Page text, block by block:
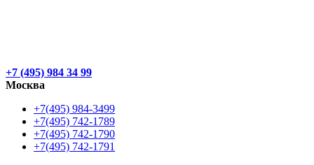
+7 (495) 984 34 99
Москва
+7(495) 984-3499
+7(495) 742-1789
+7(495) 742-1790
+7(495) 742-1791